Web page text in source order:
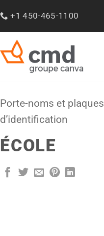
+1 450-465-1100
Porte-noms et plaques
d’identification
ÉCOLE